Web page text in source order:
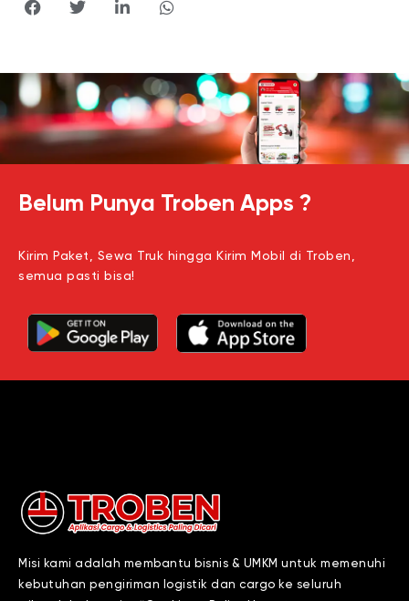
Belum Punya Troben Apps ?
Kirim Paket, Sewa Truk hingga Kirim Mobil di Troben,
semua pasti bisa!
Misi kami adalah membantu bisnis & UMKM untuk memenuhi
kebutuhan pengiriman logistik dan cargo ke seluruh